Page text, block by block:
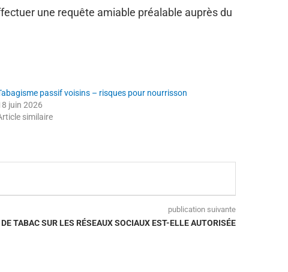
une requête amiable préalable auprès du
passif voisins – risques pour nourrisson
juin 2026
similaire
publication suivante
TABAC SUR LES RÉSEAUX SOCIAUX EST-ELLE AUTORISÉE